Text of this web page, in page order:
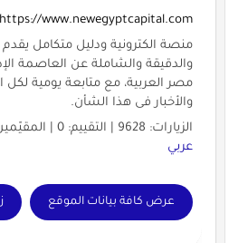
https://www.newegyptcapital.com
منصة الكترونية ودليل متكامل يقدم
والدقيقة والشاملة عن العاصمة
مصر العربية، مع متابعة يومية لكل
والأخبار فى هذا الشأن.
الزيارات: 9628 | التقييم: 0 | المقيّمين: 0 | الدولة:
عربي
عرض كافة بيانات الموقع